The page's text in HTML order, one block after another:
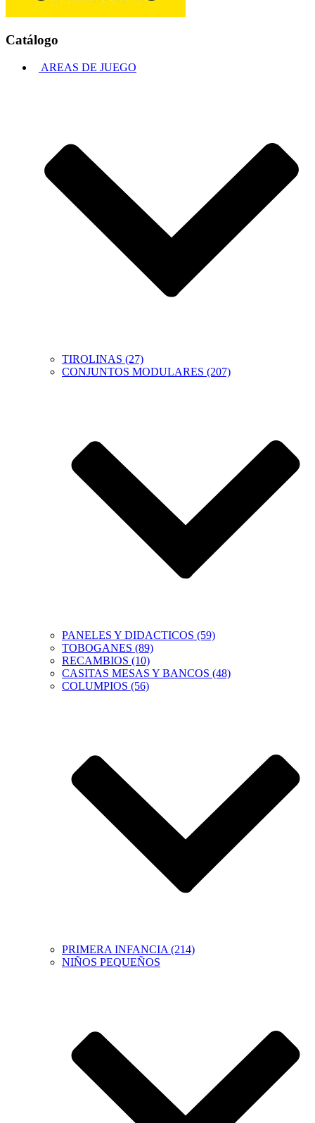
Catálogo
AREAS DE JUEGO
TIROLINAS (27)
CONJUNTOS MODULARES (207)
PANELES Y DIDACTICOS (59)
TOBOGANES (89)
RECAMBIOS (10)
CASITAS MESAS Y BANCOS (48)
COLUMPIOS (56)
PRIMERA INFANCIA (214)
NIÑOS PEQUEÑOS